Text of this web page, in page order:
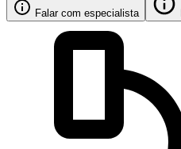
Falar com especialista